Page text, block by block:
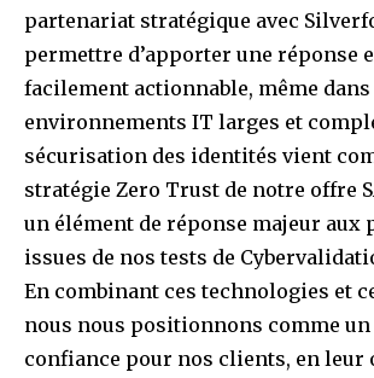
partenariat stratégique avec
permettre d’apporter une réponse
facilement actionnable, même dans
environnements IT larges et
sécurisation des identités vient
stratégie Zero Trust de notre offre
un élément de réponse majeur aux
issues de nos tests de
En combinant ces technologies et
nous nous positionnons comme
confiance pour nos clients, en leur